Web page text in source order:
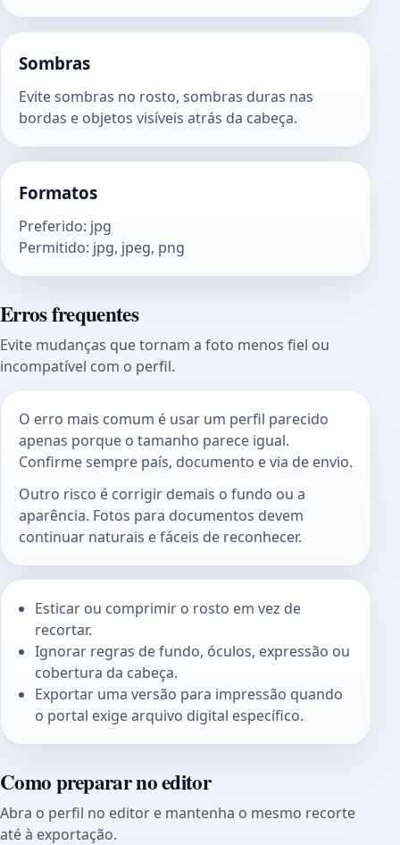
Sombras
Evite sombras no rosto, sombras duras nas
bordas e objetos visíveis atrás da cabeça.
Formatos
Preferido: jpg
Permitido: jpg, jpeg, png
Erros frequentes
Evite mudanças que tornam a foto menos fiel ou
incompatível com o perfil.
O erro mais comum é usar um perfil parecido
apenas porque o tamanho parece igual.
Confirme sempre país, documento e via de envio.
Outro risco é corrigir demais o fundo ou a
aparência. Fotos para documentos devem
continuar naturais e fáceis de reconhecer.
Esticar ou comprimir o rosto em vez de
recortar.
Ignorar regras de fundo, óculos, expressão ou
cobertura da cabeça.
Exportar uma versão para impressão quando
o portal exige arquivo digital específico.
Como preparar no editor
Abra o perfil no editor e mantenha o mesmo recorte
até à exportação.